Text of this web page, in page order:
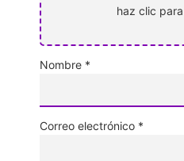
haz clic
Nombre *
Correo electrónico *